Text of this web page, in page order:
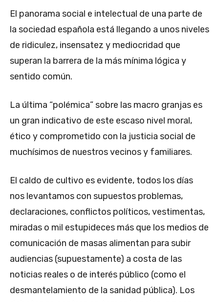
El panorama social e intelectual de una parte de
la sociedad española está llegando a unos niveles
de ridiculez, insensatez y mediocridad que
superan la barrera de la más mínima lógica y
sentido común.
La última “polémica” sobre las macro granjas es
un gran indicativo de este escaso nivel moral,
ético y comprometido con la justicia social de
muchísimos de nuestros vecinos y familiares.
El caldo de cultivo es evidente, todos los días
nos levantamos con supuestos problemas,
declaraciones, conflictos políticos, vestimentas,
miradas o mil estupideces más que los medios de
comunicación de masas alimentan para subir
audiencias (supuestamente) a costa de las
noticias reales o de interés público (como el
desmantelamiento de la sanidad pública). Los